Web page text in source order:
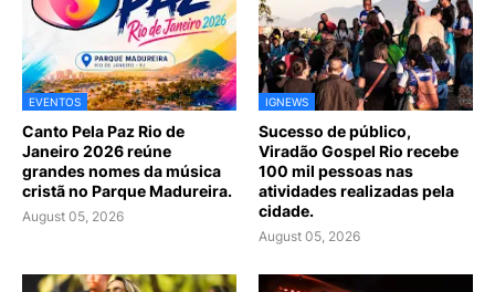
EVENTOS
Canto Pela Paz Rio de
Janeiro 2026 reúne
grandes nomes da música
cristã no Parque Madureira.
August 05, 2026
IGNEWS
Sucesso de público,
Viradão Gospel Rio recebe
100 mil pessoas nas
atividades realizadas pela
cidade.
August 05, 2026